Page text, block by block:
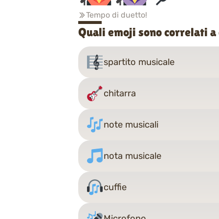
Tempo di duetto!
Quali emoji sono correlati
spartito musicale
chitarra
note musicali
nota musicale
cuffie